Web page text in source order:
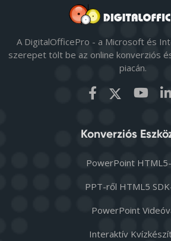
A DigitalOfficePro - a Microsoft és
szerepet tölt be az online konverziós
piacán.
Konverziós
PowerPoint
PPT-ről HTML5
PowerPoint
Interaktív